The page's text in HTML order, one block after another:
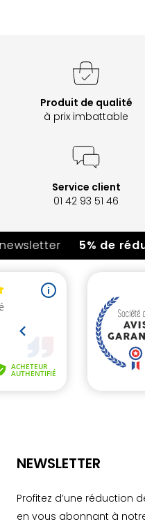
Produit de qualité
à prix imbattable
Service client
01 42 93 51 46
5% de
NEWSLETTER
Profitez d’une réduction
en vous abonnant à